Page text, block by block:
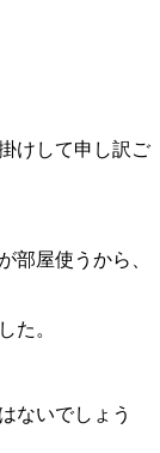
けして申し訳ご
部屋使うから、
た。
ないでしょう